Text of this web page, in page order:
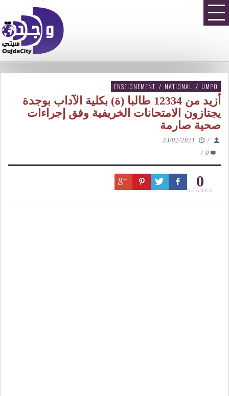
ENSEIGNEMENT / NATIONAL / UMPO
أزيد من 12334 طالبا (ة) بكلية الآداب بوجدة
يجتازون الامتحانات الخريفية وفق إجراءات
صحية صارمة
/
23/02/2021
0
/
0
SHARES